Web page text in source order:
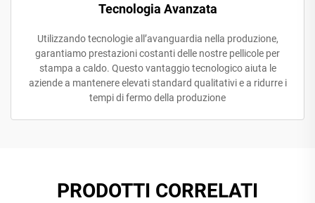
Tecnologia Avanzata
Utilizzando tecnologie all’avanguardia nella produzione,
garantiamo prestazioni costanti delle nostre pellicole per
stampa a caldo. Questo vantaggio tecnologico aiuta le
aziende a mantenere elevati standard qualitativi e a ridurre i
tempi di fermo della produzione
PRODOTTI CORRELATI